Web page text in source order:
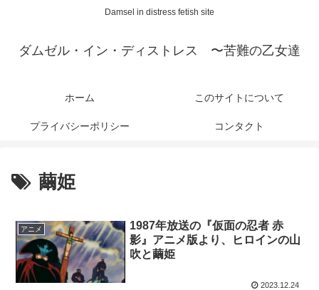
Damsel in distress fetish site
ダムゼル・イン・ディストレス 〜苦難の乙女達
ホーム このサイトについて
プライバシーポリシー コンタクト
繭姫
アニメ
1987年放送の『仮面の忍者 赤
影』アニメ版より、ヒロインの山
吹と繭姫
2023.12.24